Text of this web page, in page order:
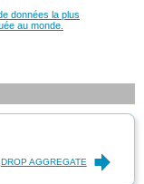
DROP AGGREGATE